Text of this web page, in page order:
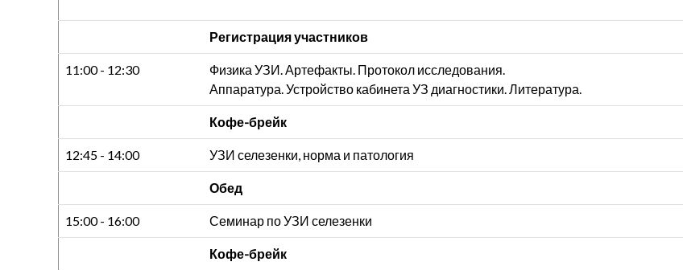
Регистрация участников
11:00 - 12:30
Физика УЗИ. Артефакты. Протокол исследования.
Аппаратура. Устройство кабинета УЗ диагностики. Литература.
Кофе-брейк
12:45 - 14:00 УЗИ селезенки, норма и патология
Обед
15:00 - 16:00 Семинар по УЗИ селезенки
Кофе-брейк